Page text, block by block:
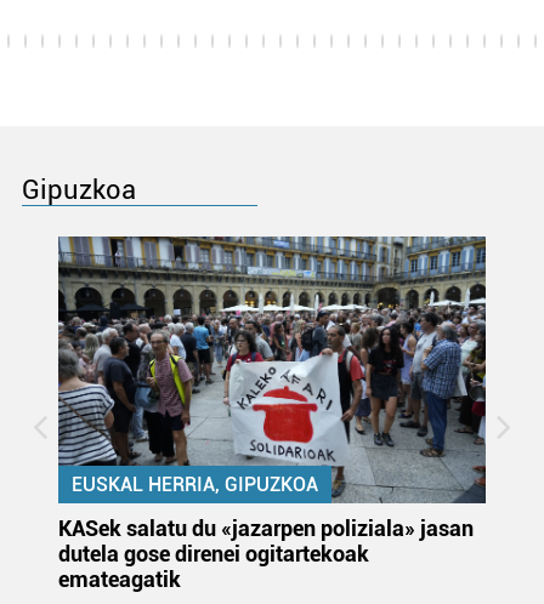
Gipuzkoa
EUSKAL HERRIA, GIPUZKOA
KASek salatu du «jazarpen poliziala» jasan
dutela gose direnei ogitartekoak
emateagatik